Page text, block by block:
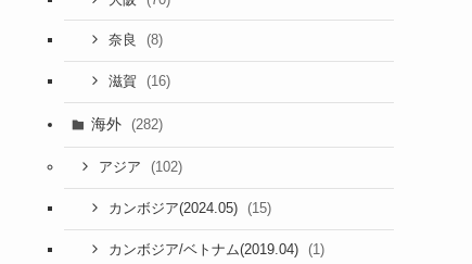
奈良 (8)
滋賀 (16)
海外 (282)
アジア (102)
カンボジア(2024.05) (15)
カンボジア/ベトナム(2019.04) (1)